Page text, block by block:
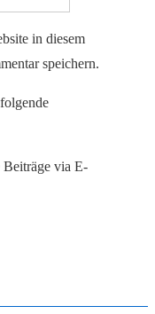
in diesem
speichern.
Beiträge via E-